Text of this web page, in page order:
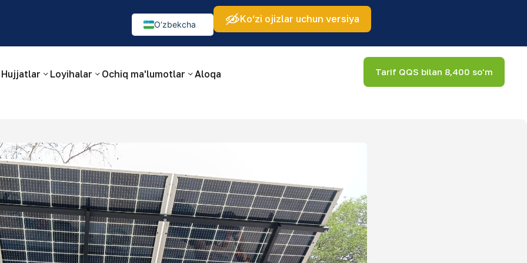
Изображения: 👁
O‘zbekcha
Русский
Ko‘zi ojizlar uchun versiya
Hujjatlar Loyihalar Ochiq ma'lumotlar Aloqa Tarif QQS bilan 8,400 so'm